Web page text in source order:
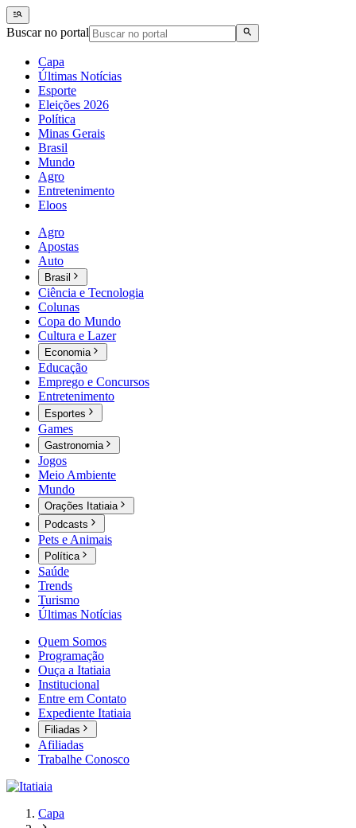
Buscar no portal
Capa
Últimas Notícias
Esporte
Eleições 2026
Política
Minas Gerais
Brasil
Mundo
Agro
Entretenimento
Eloos
Agro
Apostas
Auto
Brasil
Ciência e Tecnologia
Colunas
Copa do Mundo
Cultura e Lazer
Economia
Educação
Emprego e Concursos
Entretenimento
Esportes
Games
Gastronomia
Jogos
Meio Ambiente
Mundo
Orações Itatiaia
Podcasts
Pets e Animais
Política
Saúde
Trends
Turismo
Últimas Notícias
Quem Somos
Programação
Ouça a Itatiaia
Institucional
Entre em Contato
Expediente Itatiaia
Filiadas
Afiliadas
Trabalhe Conosco
Capa